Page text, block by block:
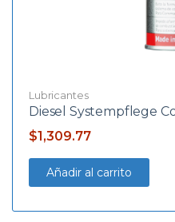
Lubricantes
Diesel Systempflege
$1,309.77
Añadir al carrito